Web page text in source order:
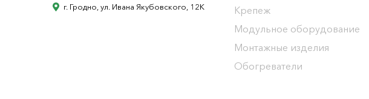
г. Гродно, ул. Ивана Якубовского, 12К
Крепеж
Модульное оборудование
Монтажные изделия
Обогреватели